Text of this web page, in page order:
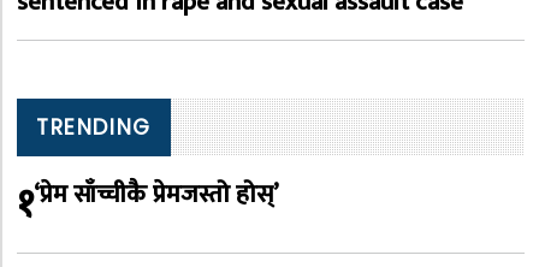
TRENDING
१‘प्रेम साँच्चीकै प्रेमजस्तो होस्’